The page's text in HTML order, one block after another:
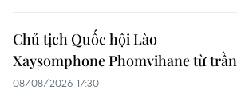
Chủ tịch Quốc hội Lào
Xaysomphone Phomvihane từ trần
08/08/2026 17:30